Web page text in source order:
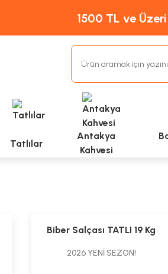
1500 TL ve
Tatlılar
Antakya
Kahvesi
%3Biber Salçası TATLI 19 Kg
2026 YENİ SEZON!